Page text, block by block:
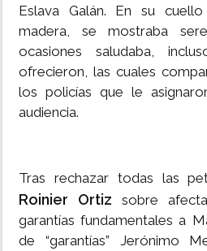
Eslava Galán. En su
madera, se mostraba
ocasiones saludaba,
ofrecieron, las cuales
los policías que le
audiencia.
Tras rechazar todas las
Roinier Ortiz sobre
garantías fundamentales a
de “garantías” Jerónimo